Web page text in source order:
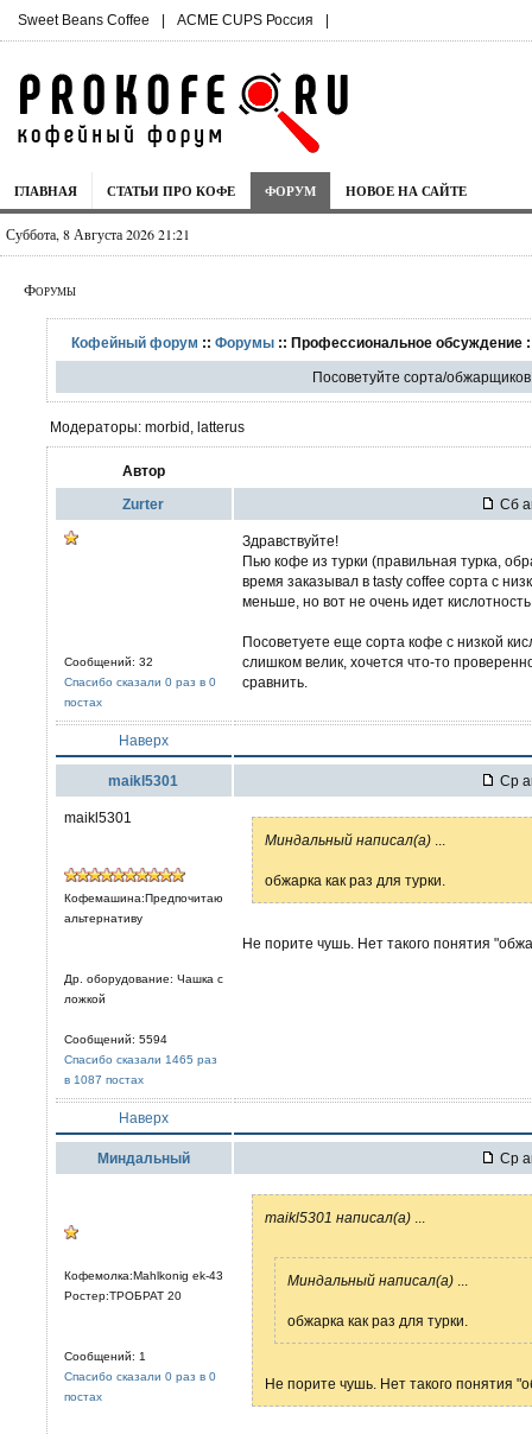
Sweet Beans Coffee | ACME CUPS Россия |
ГЛАВНАЯ СТАТЬИ ПРО КОФЕ ФОРУМ НОВОЕ НА САЙТЕ
Суббота, 8 Августа 2026 21:21
Форумы
Кофейный форум ::Форумы :: Профессиональное обсуждение
Посоветуйте сорта/
Модераторы: morbid, latterus
Автор
Zurter Сб
Сообщений: 32
Спасибо сказали 0 раз в 0
постах
Здравствуйте!
Пью кофе из турки (правильная турка,
время заказывал в tasty coffee сорта с
меньше, но вот не очень идет
Посоветуете еще сорта кофе с низкой
слишком велик, хочется что-то
сравнить.
Наверх
maikl5301 Ср
maikl5301
Кофемашина:Предпочитаю
альтернативу
Др. оборудование: Чашка с
ложкой
Сообщений: 5594
Спасибо сказали 1465 раз
в 1087 постах
Миндальный написал(а)
обжарка как раз для турки.
Не порите чушь. Нет такого понятия
Наверх
Миндальный Ср
Кофемолка:Mahlkonig ek-43
Ростер:ТРОБРАТ 20
Сообщений: 1
Спасибо сказали 0 раз в 0
постах
maikl5301 написал(а)
Миндальный написал(а)
обжарка как раз для турки.
Не порите чушь. Нет такого понятия